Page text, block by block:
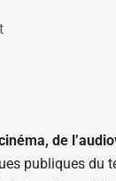
de
publiques du